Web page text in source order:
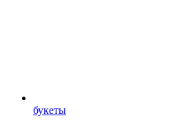
букеты